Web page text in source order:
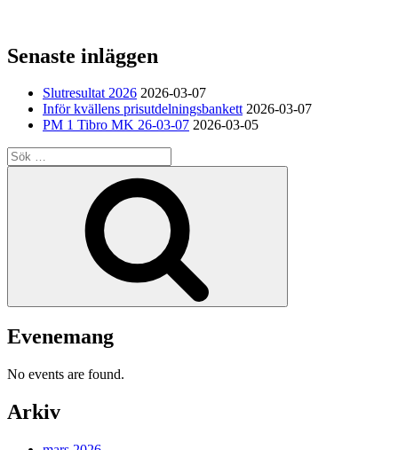
Senaste inläggen
Slutresultat 2026 2026-03-07
Inför kvällens prisutdelningsbankett 2026-03-07
PM 1 Tibro MK 26-03-07 2026-03-05
Sök
efter:
Evenemang
No events are found.
Arkiv